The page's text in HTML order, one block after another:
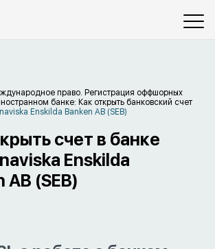
право. Регистрация оффшорных
банке: Как открыть банковский счет
Enskilda Banken AB (SEB)
счет в банке
Enskilda
AB (SEB)